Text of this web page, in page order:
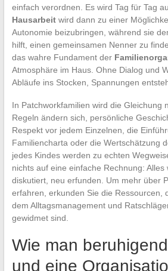
einfach verordnen. Es wird Tag für Tag
Hausarbeitwird dann zu einer
Autonomie beizubringen, während sie
hilft, einen gemeinsamen Nenner zu
das wahre Fundament der
Atmosphäre im Haus. Ohne Dialog und
Abläufe ins Stocken, Spannungen
In Patchworkfamilien wird die Gleichung
Regeln ändern sich, persönliche
Respekt vor jedem Einzelnen, die
Familiencharta oder die Wertschätzung
jedes Kindes werden zu echten
nichts auf eine einfache Rechnung: Alles
diskutiert, neu erfunden. Um mehr über
erfahren, erkunden Sie die Ressourcen,
dem Alltagsmanagement und
gewidmet sind.
Wie man
und eine